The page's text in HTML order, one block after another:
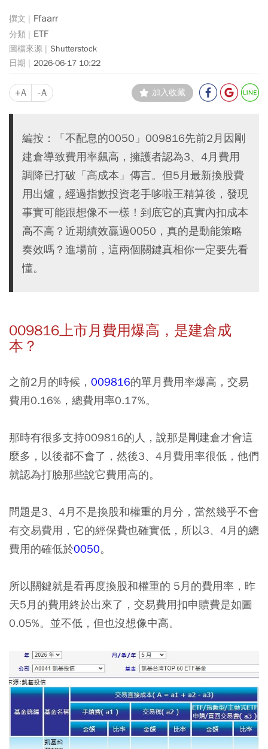
Ffaarr
ETF
Shutterstock
2026-06-17 10:22
+A -A 加入收藏
編按：「不配息的0050」009816先前2月因剛
建倉導致費用率飆高，擁護者認為3、4月費用
調降已打破「高成本」傳言。但5月最新換股費
用出爐，經過指數投資老手哆啦王精算後，發現
事實可能跟想像不一樣！到底它的真實內扣成本
高不高？近期績效贏過0050，真的是動能策略
奏效嗎？進場前，這兩個關鍵真相你一定要先看
懂。
009816上市月費用爆高，是建倉成
本？
之前2月的時候， 009816的單月費用率爆高，交易
費用0.16%，總費用率0.17%。
那時有很多支持009816的人，說那是剛建倉才會這
麼多，以後都不會了，然後3、4月費用率很低，他們
就認為打臉那些說它費用高的。
問題是3、4月不是換股和權重的月分，當然幾乎不會
有交易費用，它的經保費也確實低，所以3、4月的總
費用的確低於0050。
所以關鍵就是看再度換股和權重的 5月的費用率，昨
天5月的費用終於出來了，交易費用扣申贖費是如圖
0.05%。並不低，但也沒想像中高。